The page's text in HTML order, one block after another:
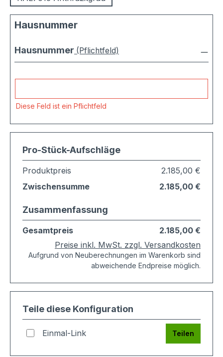
Hausnummer
Hausnummer (Pflichtfeld)
Hausnummer
Diese Feld ist ein Pflichtfeld
Pro-Stück-Aufschläge
Produktpreis
2.185,00 €
Zwischensumme
2.185,00 €
Zusammenfassung
Gesamtpreis
2.185,00 €
Preise inkl. MwSt. zzgl. Versandkosten
Aufgrund von Neuberechnungen im Warenkorb sind
abweichende Endpreise möglich.
Teile diese Konfiguration
Einmal-Link Teilen